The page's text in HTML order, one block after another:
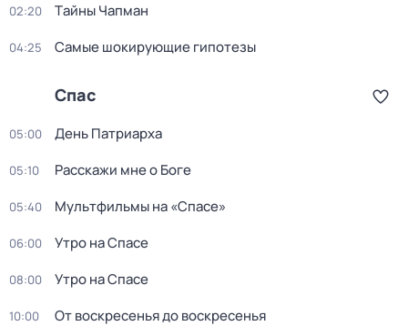
02:20 Тaйны Чапман
04:25 Самые шoкиpующие гипотезы
Спас
05:00 Дeнь Патриаpха
05:10 Расскажи мне о Боге
05:40 Мультфильмы на «Спасе»
06:00 Утро на Спасе
08:00 Утро на Спасе
10:00 От воскресенья до воскресенья